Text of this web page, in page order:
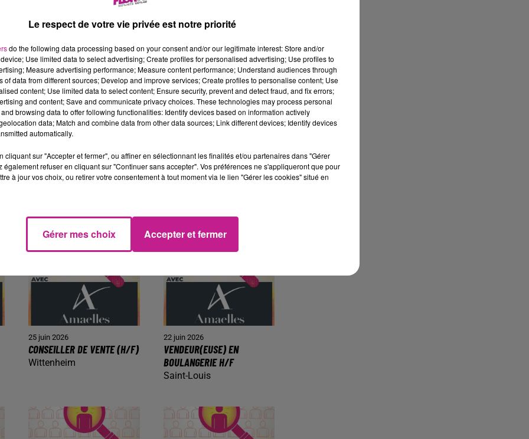
HÔTE D'ACCUEIL VENTE
(H/F)
Guebwiller
29 juin 2026
FACTEUR / FACTRICE
VOITURE (H/F)
25 juin 2026
AGENT DE PRODUCTION
25 juin 2026
CONSEILLER DE VENTE (H/F)
Wittenheim
22 juin 2026
VENDEUR(EUSE) EN
BOULANGERIE H/F
Saint-Louis
Le respect de votre vie privée est notre priorité
do the following data processing based on your consent and/or our legitimate interest: Store and/or
Use limited data to select advertising; Create profiles for personalised advertising; Use profiles to
Measure advertising performance; Measure content performance; Understand audiences through
of data from different sources; Develop and improve services; Create profiles to personalise content; Use
content; Use limited data to select content; Ensure security, prevent and detect fraud, and fix errors;
and content; Save and communicate privacy choices. These technologies may process personal
browsing data to offer following functionalities: Identify devices based on information actively
data; Match and combine data from other data sources; Link different devices; Identify devices
automatically.
cliquant sur "Accepter et fermer", ou affiner en sélectionnant les finalités et/ou partenaires dans "Gérer
également refuser en cliquant sur "Continuer sans accepter". Vos préférences ne s'appliqueront que pour
à jour vos choix, ou retirer votre consentement à tout moment via le lien "Gérer les cookies" situé en
Gérer mes choix Accepter et fermer